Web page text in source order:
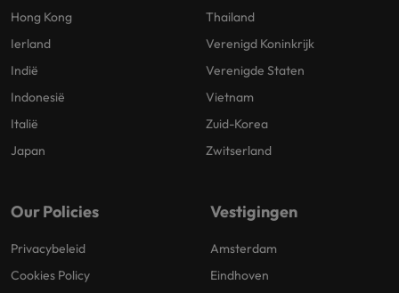
Hong Kong
Ierland
Indië
Indonesië
Italië
Japan
Thailand
Verenigd Koninkrijk
Verenigde Staten
Vietnam
Zuid-Korea
Zwitserland
Our Policies
Privacybeleid
Cookies Policy
Vestigingen
Amsterdam
Eindhoven